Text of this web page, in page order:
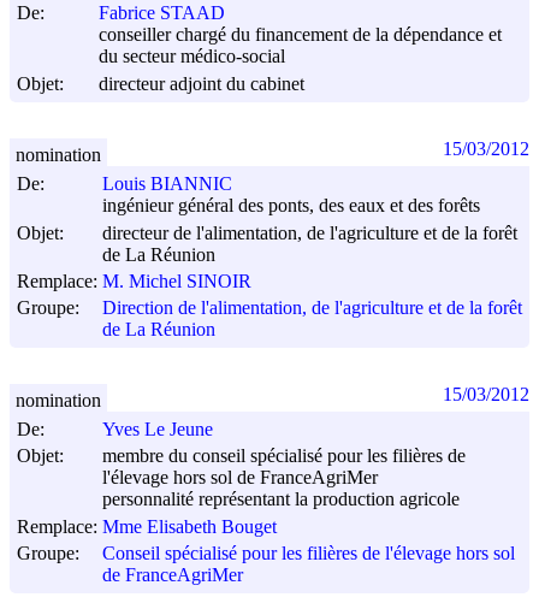
De:
Fabrice STAAD
conseiller chargé du financement de la dépendance et
du secteur médico-social
Objet:
directeur adjoint du cabinet
De:
Louis BIANNIC
ingénieur général des ponts, des eaux et des forêts
Objet:
directeur de l'alimentation, de l'agriculture et de la forêt
de La Réunion
Remplace: M. Michel SINOIR
Groupe:
Direction de l'alimentation, de l'agriculture et de la forêt
de La Réunion
nomination 15/03/2012
De:
Yves Le Jeune
Objet:
membre du conseil spécialisé pour les filières de
l'élevage hors sol de FranceAgriMer
personnalité représentant la production agricole
Remplace: Mme Elisabeth Bouget
Groupe:
Conseil spécialisé pour les filières de l'élevage hors sol
de FranceAgriMer
nomination 15/03/2012